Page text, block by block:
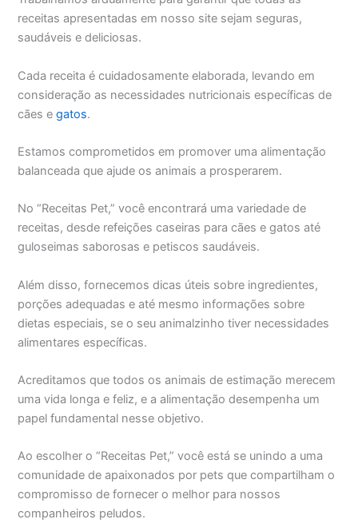
receitas apresentadas em nosso site sejam seguras,
saudáveis e deliciosas.
Cada receita é cuidadosamente elaborada, levando em
consideração as necessidades nutricionais específicas de
cães egatos.
Estamos comprometidos em promover uma alimentação
balanceada que ajude os animais a prosperarem.
No “Receitas Pet,” você encontrará uma variedade de
receitas, desde refeições caseiras para cães e gatos até
guloseimas saborosas e petiscos saudáveis.
Além disso, fornecemos dicas úteis sobre ingredientes,
porções adequadas e até mesmo informações sobre
dietas especiais, se o seu animalzinho tiver necessidades
alimentares específicas.
Acreditamos que todos os animais de estimação merecem
uma vida longa e feliz, e a alimentação desempenha um
papel fundamental nesse objetivo.
Ao escolher o “Receitas Pet,” você está se unindo a uma
comunidade de apaixonados por pets que compartilham o
compromisso de fornecer o melhor para nossos
companheiros peludos.